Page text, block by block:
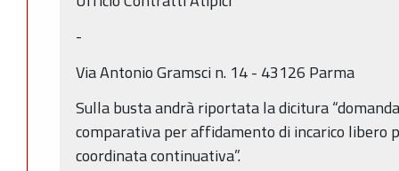
-
Via Antonio Gramsci n. 14 - 43126 Parma
Sulla busta andrà riportata la dicitura
comparativa per affidamento di incarico libero
coordinata continuativa”.